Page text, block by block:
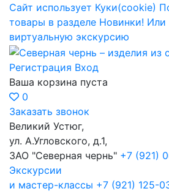
Сайт использует Куки(cookie)
товары в разделе Новинки! Или
виртуальную экскурсию
Великий Устюг,
ул. А.Угловского, д.1,
ЗАО "Северная чернь" +7 (921)
Экскурсии
и мастер-классы +7 (921) 125-
Регистрация Вход
Ваша корзина пуста
0
Заказать звонок